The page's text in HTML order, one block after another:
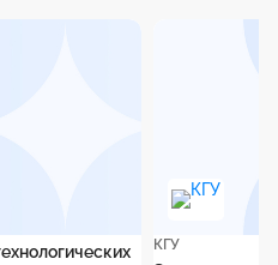
КГУ